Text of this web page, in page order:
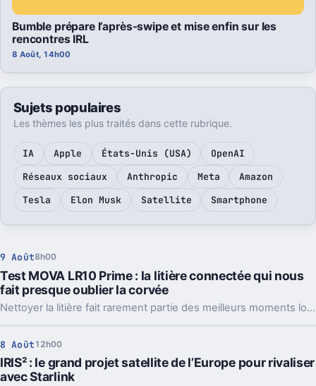
Bumble prépare l’après-swipe et mise enfin sur les
rencontres IRL
8 Août, 14h00
Sujets populaires
Les thèmes les plus traités dans cette rubrique.
IA Apple États-Unis (USA)
OpenAI
Réseaux sociaux
Anthropic Meta
Amazon
Tesla
Elon Musk Satellite Smartphone
9 Août8h00
Test MOVA LR10 Prime : la litière connectée qui nous
fait presque oublier la corvée
Nettoyer la litière fait rarement partie des meilleurs moments lorsqu'on partage son quotidien avec un chat. Avec la LR10 Prime, MOVA reprend une recette déjà éprouvée ailleurs : automatiser le ramassage tout en profitant de capteurs pour suivre les habitudes de son animal. À 499 euros, la promesse est forcément ambitieuse. Après quelques semaines, difficile pourtant de nier le confort apporté par la machine, même si cette tranquillité a encore quelques limites, notamment du côté des odeurs.
8 Août 12h00
IRIS² : le grand projet satellite de l’Europe pour rivaliser
avec Starlink